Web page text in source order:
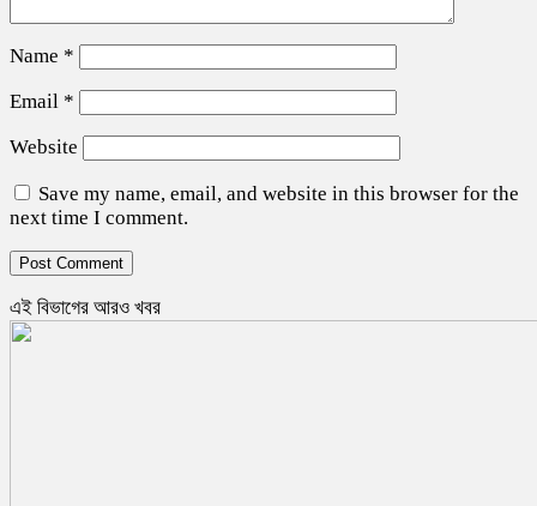
Name *
Email *
Website
Save my name, email, and website in this browser for the
next time I comment.
এই বিভাগের আরও খবর